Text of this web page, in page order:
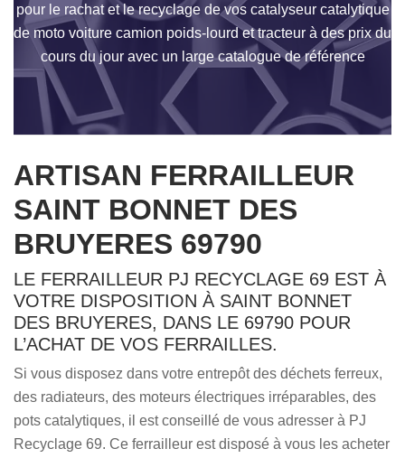
pour le rachat et le recyclage de vos catalyseur catalytique
de moto voiture camion poids-lourd et tracteur à des prix du
cours du jour avec un large catalogue de référence
ARTISAN FERRAILLEUR
SAINT BONNET DES
BRUYERES 69790
LE FERRAILLEUR PJ RECYCLAGE 69 EST À
VOTRE DISPOSITION À SAINT BONNET
DES BRUYERES, DANS LE 69790 POUR
L’ACHAT DE VOS FERRAILLES.
Si vous disposez dans votre entrepôt des déchets ferreux,
des radiateurs, des moteurs électriques irréparables, des
pots catalytiques, il est conseillé de vous adresser à PJ
Recyclage 69. Ce ferrailleur est disposé à vous les acheter